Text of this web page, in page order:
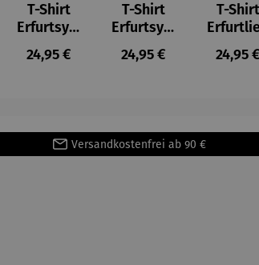
T-Shirt
Erfurtsym
bole
Regulärer Preis:
24,95 €
T-Shirt
Erfurtsym
bole
Regulärer Preis:
24,95 €
T-Shirt
24,95 €
Versandkostenfrei ab 90 €